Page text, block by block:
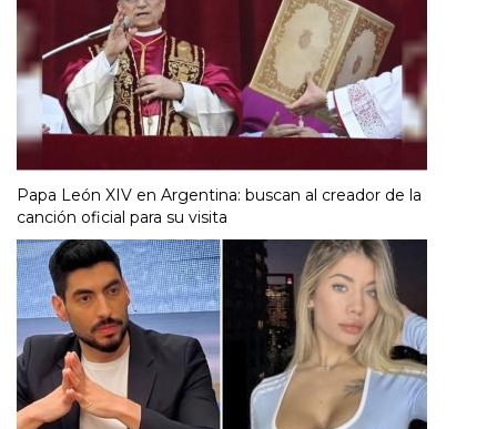
Papa León XIV en Argentina: buscan al creador de la
canción oficial para su visita